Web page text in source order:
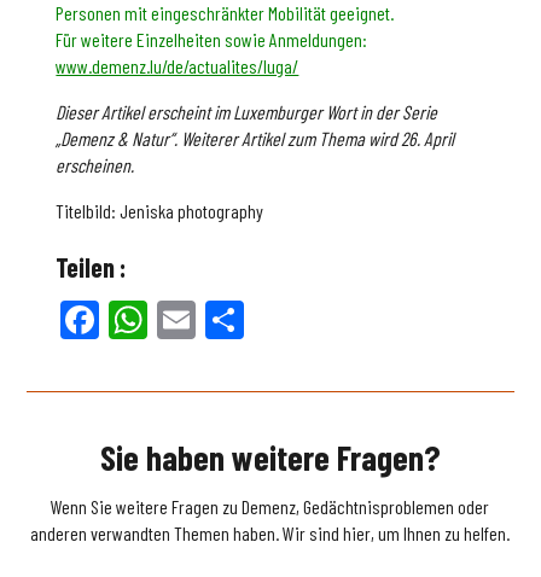
Personen mit eingeschränkter Mobilität geeignet.
Für weitere Einzelheiten sowie Anmeldungen:
www.demenz.lu/de/actualites/luga/
Dieser Artikel erscheint im Luxemburger Wort in der Serie
„Demenz & Natur“. Weiterer Artikel zum Thema wird 26. April
erscheinen.
Titelbild: Jeniska photography
Teilen :
Facebook
WhatsApp
Email
Sie haben weitere Fragen?
Wenn Sie weitere Fragen zu Demenz, Gedächtnisproblemen oder
anderen verwandten Themen haben. Wir sind hier, um Ihnen zu helfen.